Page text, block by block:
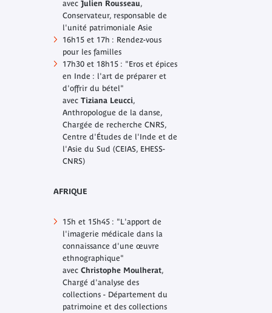
avec Julien Rousseau,
Conservateur, responsable de
l'unité patrimoniale Asie
16h15 et 17h : Rendez-vous
pour les familles
17h30 et 18h15 : "Eros et épices
en Inde : l'art de préparer et
d'offrir du bétel"
avec Tiziana Leucci,
Anthropologue de la danse,
Chargée de recherche CNRS,
Centre d'Études de l'Inde et de
l'Asie du Sud (CEIAS, EHESS-
CNRS)
AFRIQUE
15h et 15h45 : "L'apport de
l'imagerie médicale dans la
connaissance d'une œuvre
ethnographique"
avec Christophe Moulherat,
Chargé d'analyse des
collections - Département du
patrimoine et des collections